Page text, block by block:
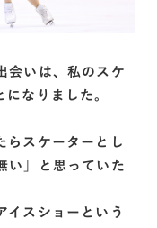
いは、私のスケ
なりました。
らスケーターとし
い」と思っていた
イスショーという